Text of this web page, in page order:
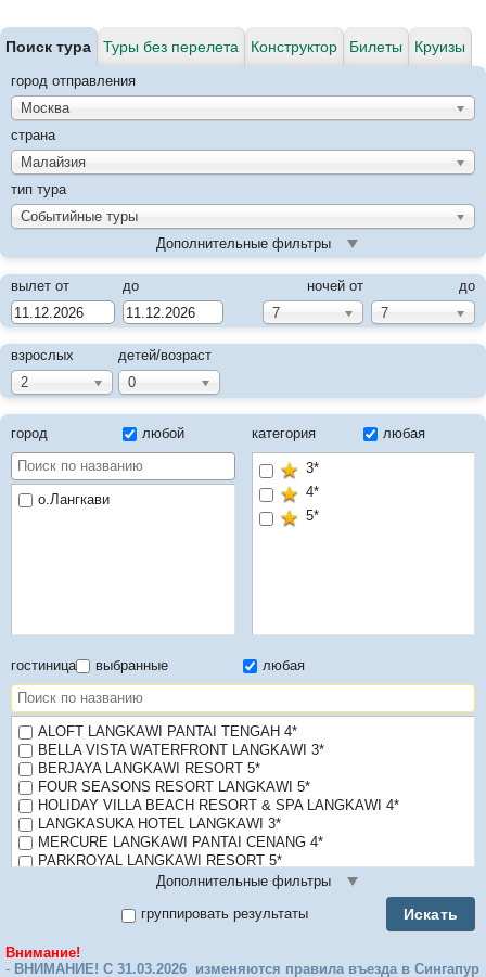
Поиск тура Туры без перелета Конструктор Билеты Круизы
город отправления
Москва
страна
Малайзия
тип тура
Событийные туры
Дополнительные фильтры
вылет от
ночей от
7
до
до
7
взрослых
2
детей/возраст
0
город любой
о.Лангкави
категория любая
3*
4*
5*
гостиница выбранные любая
ALOFT LANGKAWI PANTAI TENGAH 4*
BELLA VISTA WATERFRONT LANGKAWI 3*
BERJAYA LANGKAWI RESORT 5*
FOUR SEASONS RESORT LANGKAWI 5*
HOLIDAY VILLA BEACH RESORT & SPA LANGKAWI 4*
LANGKASUKA HOTEL LANGKAWI 3*
MERCURE LANGKAWI PANTAI CENANG 4*
PARKROYAL LANGKAWI RESORT 5*
PELANGI BEACH RESORT & SPA 5*
TANJUNG RHU RESORT 5*
THE DATAI LANGKAWI 5*
THE FRANGIPANI LANGKAWI RESORT & SPA 4*
Дополнительные фильтры
Искать
группировать результаты
Внимание!
- ВНИМАНИЕ! С 31.03.2026 изменяются правила въезда в Сингапур